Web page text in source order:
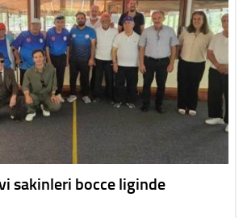
sakinleri bocce liginde